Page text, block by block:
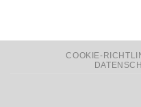
COOKIE-